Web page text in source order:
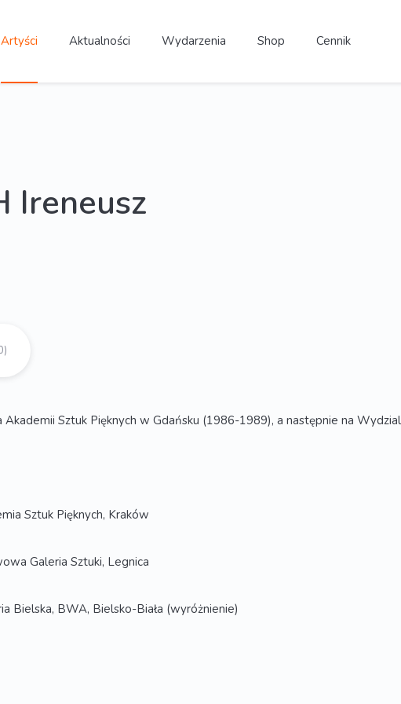
Artyści Aktualności Wydarzenia Shop Cennik
Ireneusz
Sztuk Pięknych w Gdańsku (1986-1989), a następnie na
Sztuk Pięknych, Kraków
Galeria Sztuki, Legnica
Bielska, BWA, Bielsko-Biała (wyróżnienie)